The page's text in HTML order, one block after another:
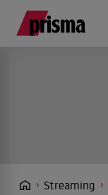
Streaming